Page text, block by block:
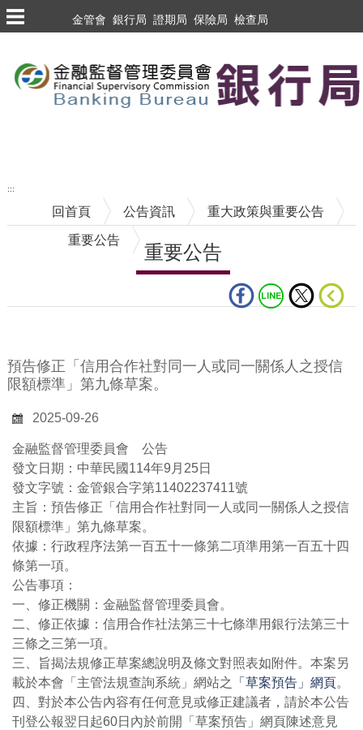
跳到主要內容區塊
金管會 銀行局 證期局 保險局 檢查局
:::
回首頁 公告資訊 重大政策與重要公告
重要公告
重要公告
預告修正「信用合作社對同一人或同一關係人之授信
限額標準」第九條草案。
2025-09-26
金融監督管理委員會 公告
發文日期：中華民國114年9月25日
發文字號：金管銀合字第11402237411號
主旨：預告修正「信用合作社對同一人或同一關係人之授信
限額標準」第九條草案。
依據：行政程序法第一百五十一條第二項準用第一百五十四
條第一項。
公告事項：
一、修正機關：金融監督管理委員會。
二、修正依據：信用合作社法第三十七條準用銀行法第三十
三條之三第一項。
三、旨揭法規修正草案總說明及條文對照表如附件。本案另
載於本會「主管法規查詢系統」網站之
「草案預告」網頁。
四、對於本公告內容有任何意見或修正建議者，請於本公告
刊登公報翌日起60日內於前開「草案預告」網頁陳述意見